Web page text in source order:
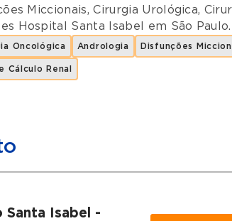
Miccionais,Cirurgia Urológica,
Hospital Santa Isabel em São Paulo.
Oncológica Andrologia Disfunções
Cálculo Renal
Santa Isabel -